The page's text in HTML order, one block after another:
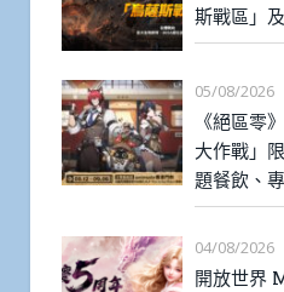
斯戰區」
05/08/2026
《絕區零
大作戰」
題餐飲、
04/08/2026
開放世界